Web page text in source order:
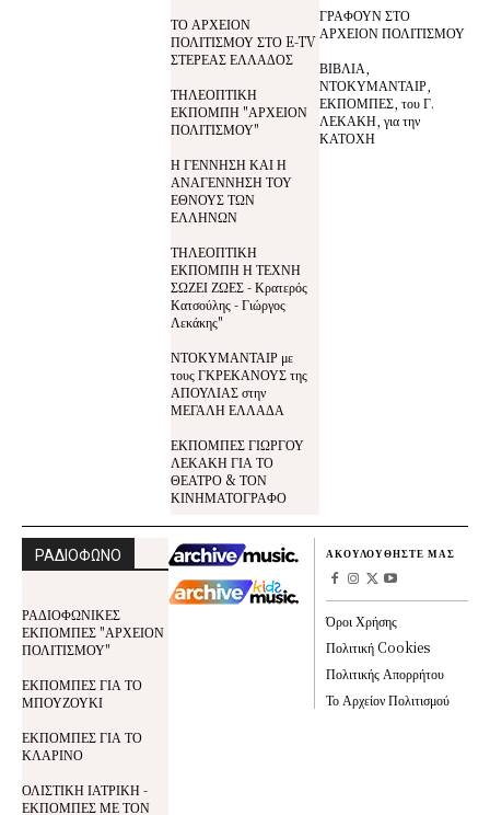
ΤΟ ΑΡΧΕΙΟΝ
ΠΟΛΙΤΙΣΜΟΥ ΣΤΟ E-TV
ΣΤΕΡΕΑΣ ΕΛΛΑΔΟΣ
ΤΗΛΕΟΠΤΙΚΗ
ΕΚΠΟΜΠΗ "ΑΡΧΕΙΟΝ
ΠΟΛΙΤΙΣΜΟΥ"
Η ΓΕΝΝΗΣΗ ΚΑΙ Η
ΑΝΑΓΕΝΝΗΣΗ ΤΟΥ
ΕΘΝΟΥΣ ΤΩΝ
ΕΛΛΗΝΩΝ
ΤΗΛΕΟΠΤΙΚΗ
ΕΚΠΟΜΠΗ Η ΤΕΧΝΗ
ΣΩΖΕΙ ΖΩΕΣ - Κρατερός
Κατσούλης - Γιώργος
Λεκάκης"
ΝΤΟΚΥΜΑΝΤΑΙΡ με
τους ΓΚΡΕΚΑΝΟΥΣ της
ΑΠΟΥΛΙΑΣ στην
ΜΕΓΑΛΗ ΕΛΛΑΔΑ
ΕΚΠΟΜΠΕΣ ΓΙΩΡΓΟΥ
ΛΕΚΑΚΗ ΓΙΑ ΤΟ
ΘΕΑΤΡΟ & ΤΟΝ
ΚΙΝΗΜΑΤΟΓΡΑΦΟ
ΓΡΑΦΟΥΝ ΣΤΟ
ΑΡΧΕΙΟΝ ΠΟΛΙΤΙΣΜΟΥ
ΒΙΒΛΙΑ,
ΝΤΟΚΥΜΑΝΤΑΙΡ,
ΕΚΠΟΜΠΕΣ, του Γ.
ΛΕΚΑΚΗ, για την
ΚΑΤΟΧΗ
ΡΑΔΙΟΦΩΝΟ
ΡΑΔΙΟΦΩΝΙΚΕΣ
ΕΚΠΟΜΠΕΣ "ΑΡΧΕΙΟΝ
ΠΟΛΙΤΙΣΜΟΥ"
ΕΚΠΟΜΠΕΣ ΓΙΑ ΤΟ
ΜΠΟΥΖΟΥΚΙ
ΕΚΠΟΜΠΕΣ ΓΙΑ ΤΟ
ΚΛΑΡΙΝΟ
ΟΛΙΣΤΙΚΗ ΙΑΤΡΙΚΗ -
ΕΚΠΟΜΠΕΣ ΜΕ ΤΟΝ
ΑΚΟΥΛΟΥΘΗΣΤΕ ΜΑΣ
Όροι Χρήσης
Πολιτική Cookies
Πολιτικής Απορρήτου
Το Αρχείον Πολιτισμού